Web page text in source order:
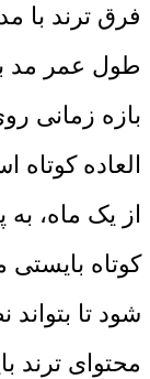
فرق ترند با
طول عمر مد
بازه زمانی
العاده
از یک ماه،
کوتاه بایستی
شود تا
محتوای ترند